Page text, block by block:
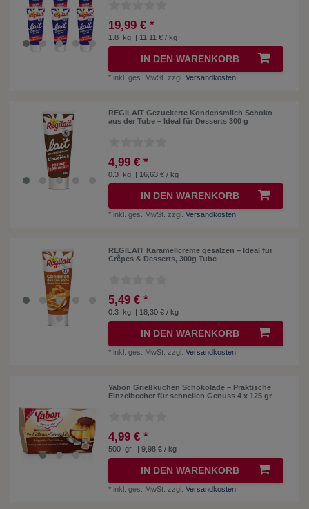
19,99 € *
1.8 kg | 11,11 € / kg
IN DEN WARENKORB
* inkl. ges. MwSt. zzgl.Versandkosten
REGILAIT Gezuckerte Kondensmilch Schoko
aus der Tube – Ideal für Desserts 300 g
4,99 € *
0.3 kg | 16,63 € / kg
IN DEN WARENKORB
* inkl. ges. MwSt. zzgl.Versandkosten
REGILAIT Karamellcreme gesalzen – Ideal für
Crêpes & Desserts, 300g Tube
5,49 € *
0.3 kg | 18,30 € / kg
IN DEN WARENKORB
* inkl. ges. MwSt. zzgl.Versandkosten
Yabon Grießkuchen Schokolade – Praktische
Einzelbecher für schnellen Genuss 4 x 125 gr
4,99 € *
500 gr. | 9,98 € / kg
IN DEN WARENKORB
* inkl. ges. MwSt. zzgl.Versandkosten